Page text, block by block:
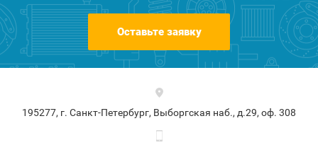
Оставьте заявку
195277, г. Санкт-Петербург, Выборгская наб., д.29, оф. 308